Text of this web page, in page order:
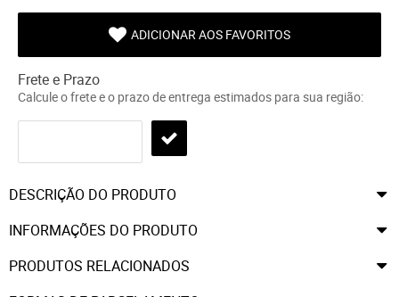
ADICIONAR AOS FAVORITOS
Frete e Prazo
Calcule o frete e o prazo de entrega estimados para sua região:
DESCRIÇÃO DO PRODUTO
INFORMAÇÕES DO PRODUTO
PRODUTOS RELACIONADOS